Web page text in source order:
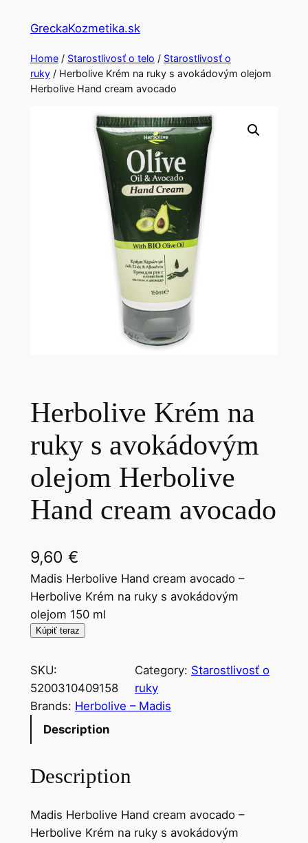
GreckaKozmetika.sk
Home/ Starostlivosť o telo / Starostlivosť o
ruky/ Herbolive Krém na ruky s avokádovým olejom
Herbolive Hand cream avocado
Herbolive Krém na
ruky s avokádovým
olejom Herbolive
Hand cream avocado
9,60 €
Madis Herbolive Hand cream avocado –
Herbolive Krém na ruky s avokádovým
olejom 150 ml
Kúpiť teraz
SKU:
5200310409158
Category: Starostlivosť o
ruky
Brands: Herbolive – Madis
Description
Description
Madis Herbolive Hand cream avocado –
Herbolive Krém na ruky s avokádovým